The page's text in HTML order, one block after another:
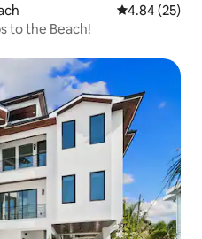
Calificación
4.84 (25)
to the Beach!